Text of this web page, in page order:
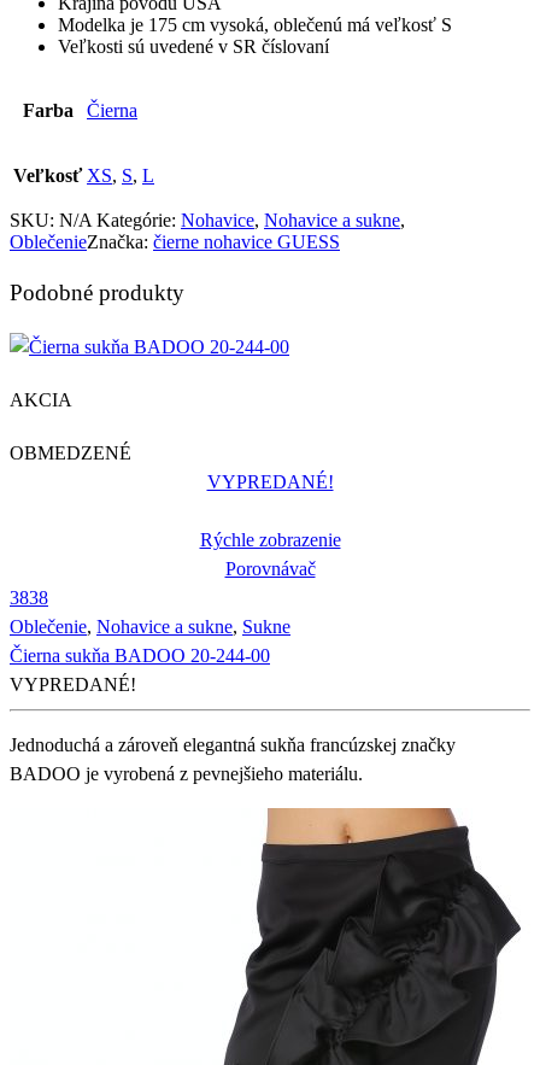
Modelka je 175 cm vysoká, oblečenú má veľkosť S
Veľkosti sú uvedené v SR číslovaní
Farba Čierna
Veľkosť XS, S, L
SKU: N/A Kategórie: Nohavice, Nohavice a sukne,
OblečenieZnačka: čierne nohavice GUESS
Podobné produkty
AKCIA
OBMEDZENÉ
VYPREDANÉ!
Rýchle zobrazenie
Porovnávač
3838
Oblečenie, Nohavice a sukne, Sukne
Čierna sukňa BADOO 20-244-00
VYPREDANÉ!
Jednoduchá a zároveň elegantná sukňa francúzskej značky
BADOO je vyrobená z pevnejšieho materiálu.